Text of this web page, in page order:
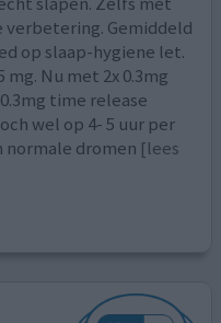
verbetering. Gemiddeld
op slaap-hygiene let.
Nu met 2x 0.3mg
time release
wel op 4- 5 uur per
normale dromen [lees